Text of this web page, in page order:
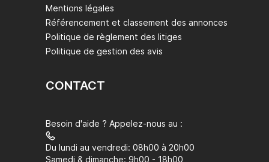
Mentions légales
Référencement et classement des annonces
Politique de règlement des litiges
Politique de gestion des avis
CONTACT
Besoin d'aide ? Appelez-nous au :
Du lundi au vendredi: 08h00 à 20h00
Samedi & dimanche: 9h00 - 18h00